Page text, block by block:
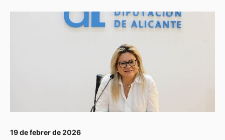
19 de febrer de 2026